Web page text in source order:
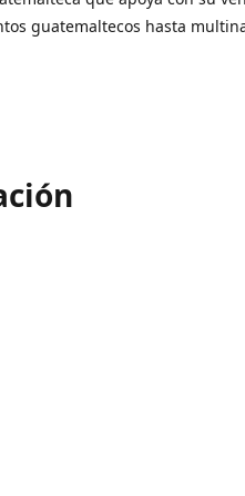
guatemaltecos hasta